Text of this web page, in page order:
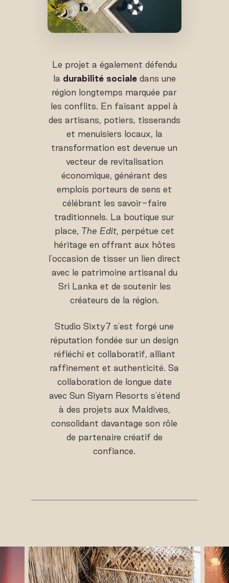
Le projet a également défendu
la durabilité socialedans une
région longtemps marquée par
les conflits. En faisant appel à
des artisans, potiers, tisserands
et menuisiers locaux, la
transformation est devenue un
vecteur de revitalisation
économique, générant des
emplois porteurs de sens et
célébrant les savoir-faire
traditionnels. La boutique sur
place, The Edit, perpétue cet
héritage en offrant aux hôtes
l'occasion de tisser un lien direct
avec le patrimoine artisanal du
Sri Lanka et de soutenir les
créateurs de la région.
Studio Sixty7 s'est forgé une
réputation fondée sur un design
réfléchi et collaboratif, alliant
raffinement et authenticité. Sa
collaboration de longue date
avec Sun Siyam Resorts s'étend
à des projets aux Maldives,
consolidant davantage son rôle
de partenaire créatif de
confiance.